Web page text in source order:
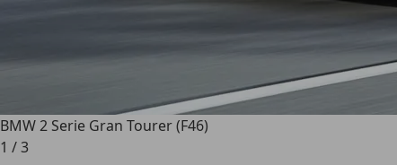
BMW 2 Serie Gran Tourer (F46)
1 /3